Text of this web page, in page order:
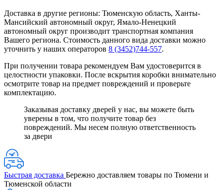
Доставка в другие регионы: Тюменскую область, Ханты-
Мансийский автономный округ, Ямало-Ненецкий
автономный округ производит транспортная компания
Вашего региона. Стоимость данного вида доставки можно
уточнить у наших операторов 8 (3452)744-557.
При получении товара рекомендуем Вам удостоверится в
целостности упаковки. После вскрытия коробки внимательно
осмотрите товар на предмет повреждений и проверьте
комплектацию.
Заказывая доставку дверей у нас, вы можете быть
уверены в том, что получите товар без
повреждений. Мы несем полную ответственность
за двери
Быстрая доставка Бережно доставляем товары по Тюмени и
Тюменской области